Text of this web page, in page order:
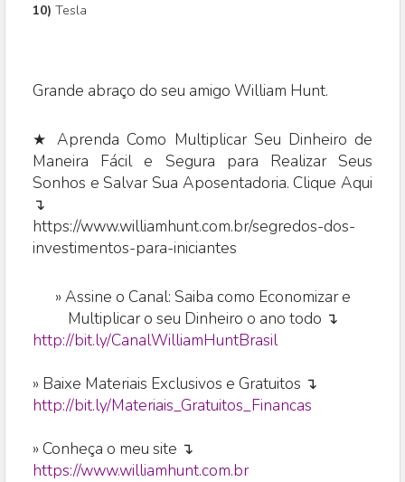
10) Tesla
Grande abraço do seu amigo William Hunt.
★ Aprenda Como Multiplicar Seu Dinheiro de
Maneira Fácil e Segura para Realizar Seus
Sonhos e Salvar Sua Aposentadoria. Clique Aqui
↴
https://www.williamhunt.com.br/segredos-dos-
investimentos-para-iniciantes
»Assine o Canal: Saiba como Economizar e
Multiplicar o seu Dinheiro o ano todo ↴
http://bit.ly/CanalWilliamHuntBrasil
» Baixe Materiais Exclusivos e Gratuitos ↴
http://bit.ly/Materiais_Gratuitos_Financas
» Conheça o meu site ↴
https://www.williamhunt.com.br